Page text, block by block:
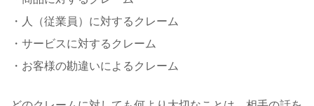
・人（従業員）に対するクレーム
・サービスに対するクレーム
・お客様の勘違いによるクレーム